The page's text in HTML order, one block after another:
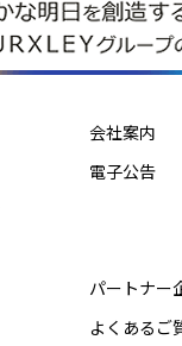
会社案内
電子公告
パートナー
よくあるご